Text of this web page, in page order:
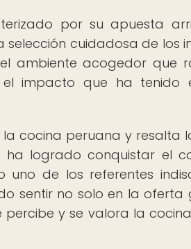
por su apuesta
cuidadosa de los
ambiente acogedor que
impacto que ha tenido
cocina peruana y resalta
ha logrado conquistar el
uno de los referentes
sentir no solo en la oferta
y se valora la